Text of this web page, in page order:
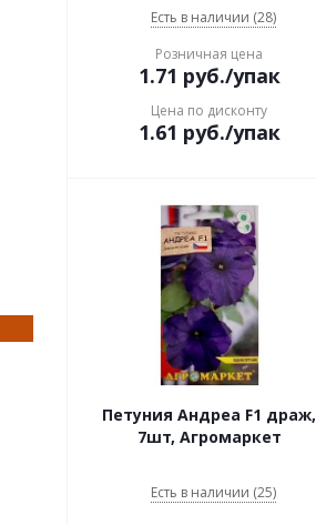
Есть в наличии (28)
Розничная цена
1.71 руб./упак
Цена по дисконту
1.61 руб./упак
Петуния Андреа F1 драж,
7шт, Агромаркет
Есть в наличии (25)